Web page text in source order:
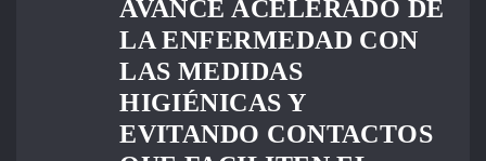
AVANCE ACELERADO DE
LA ENFERMEDAD CON
LAS MEDIDAS
HIGIÉNICAS Y
EVITANDO CONTACTOS